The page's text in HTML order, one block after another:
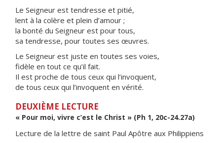
Le Seigneur est tendresse et pitié,
lent à la colère et plein d’amour ;
la bonté du Seigneur est pour tous,
sa tendresse, pour toutes ses œuvres.
Le Seigneur est juste en toutes ses voies,
fidèle en tout ce qu’il fait.
Il est proche de tous ceux qui l’invoquent,
de tous ceux qui l’invoquent en vérité.
DEUXIÈME LECTURE
« Pour moi, vivre c’est le Christ » (Ph 1, 20c-24.27a)
Lecture de la lettre de saint Paul Apôtre aux Philippiens